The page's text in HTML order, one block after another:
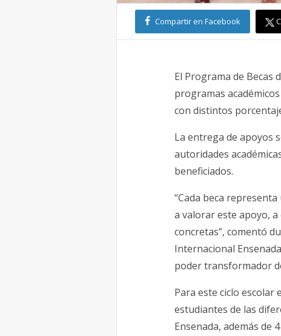
Compartir en Facebook
El Programa de Becas
programas
con distintos
La entrega de apoyos
autoridades
beneficiados.
“Cada beca
a valorar este apoyo,
concretas”, comentó
Internacional
poder transformador
Para este ciclo escolar
estudiantes de las
Ensenada, además de